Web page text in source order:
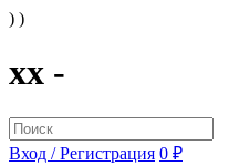
) )
xx -
Вход / Регистрация 0 ₽